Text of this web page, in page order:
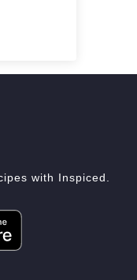
with Inspiced.